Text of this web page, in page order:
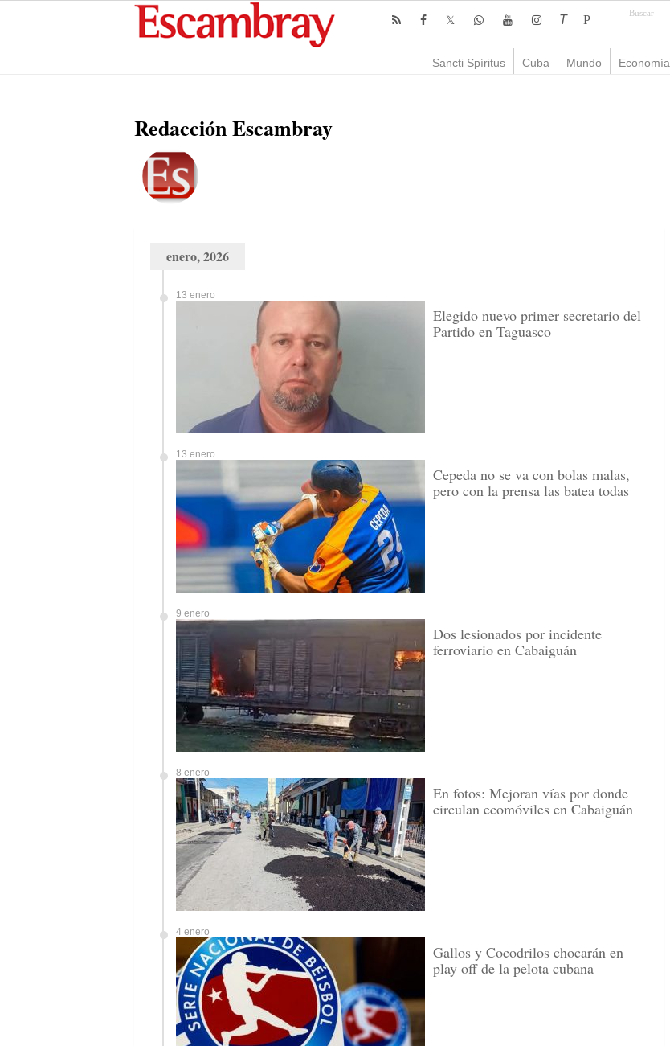
T P
Sancti Spíritus Cuba Mundo Economía
Redacción Escambray
enero, 2026
13 enero
Elegido nuevo primer secretario del
Partido en Taguasco
13 enero
Cepeda no se va con bolas malas,
pero con la prensa las batea todas
9 enero
Dos lesionados por incidente
ferroviario en Cabaiguán
8 enero
En fotos: Mejoran vías por donde
circulan ecomóviles en Cabaiguán
4 enero
Gallos y Cocodrilos chocarán en
play off de la pelota cubana